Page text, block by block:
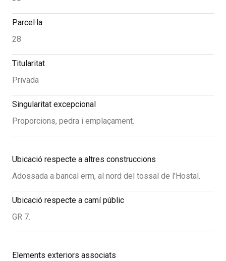
Parcel·la
28
Titularitat
Privada
Singularitat excepcional
Proporcions, pedra i emplaçament.
Ubicació respecte a altres construccions
Adossada a bancal erm, al nord del tossal de l'Hostal.
Ubicació respecte a camí públic
GR 7.
Elements exteriors associats